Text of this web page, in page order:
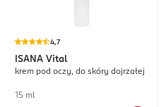
4,7
ISANA Vital
krem pod oczy, do skóry dojrzałej
15 ml